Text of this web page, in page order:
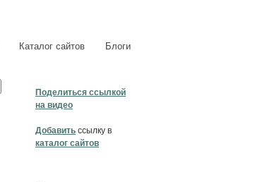
Каталог сайтов Блоги
Поделиться ссылкой
на видео
Добавить ссылку в
каталог сайтов